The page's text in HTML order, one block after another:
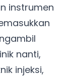
instrumen
nanti,
injeksi,